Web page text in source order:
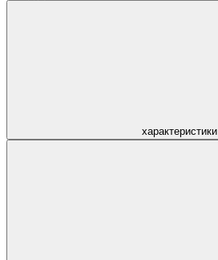
характеристики